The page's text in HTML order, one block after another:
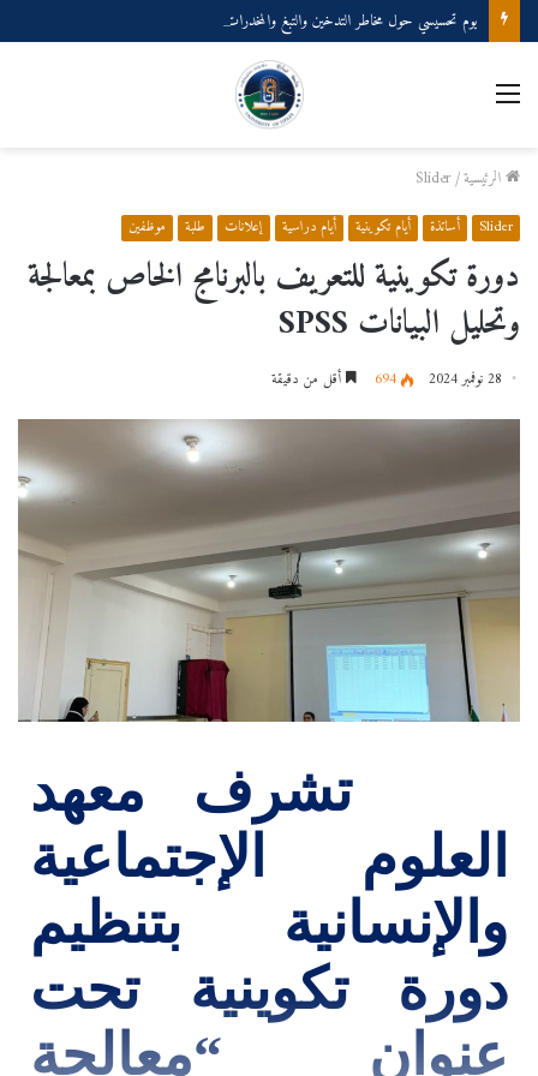
الرئيسية/
Slider
Slider أساتذة أيام تكوينية أيام دراسية إعلانات طلبة موظفين
دورة تكوينية للتعريف بالبرنامج الخاص بمعالجة
وتحليل البيانات SPSS
28 نوفمبر 2024 694 أقل من دقيقة
تشرف معهد
العلوم الإجتماعية
والإنسانية بتنظيم
دورة تكوينية تحت
عنوان “معالجة